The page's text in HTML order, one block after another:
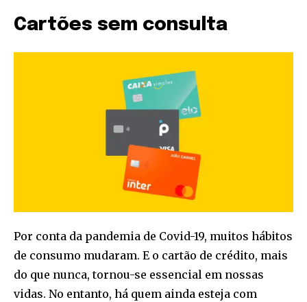
Cartões sem consulta
Por conta da pandemia de Covid-19, muitos hábitos
de consumo mudaram. E o cartão de crédito, mais
do que nunca, tornou-se essencial em nossas
vidas. No entanto, há quem ainda esteja com